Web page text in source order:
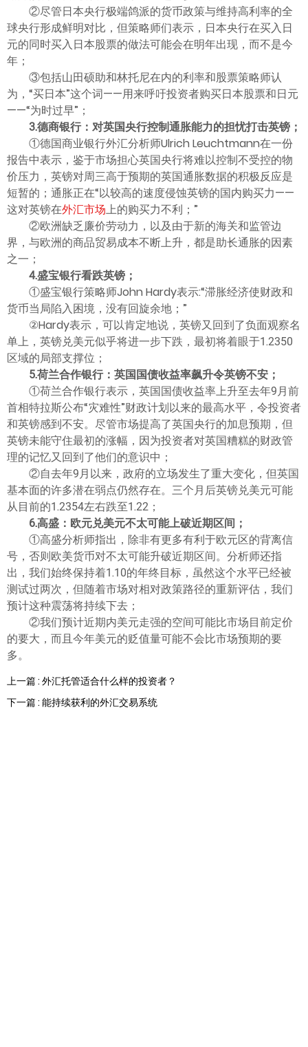
②尽管日本央行极端鸽派的货币政策与维持高利率的全
球央行形成鲜明对比，但策略师们表示，日本央行在买入日
元的同时买入日本股票的做法可能会在明年出现，而不是今
年；
③包括山田硕助和林托尼在内的利率和股票策略师认
为，“买日本”这个词——用来呼吁投资者购买日本股票和日元
——“为时过早”；
3.德商银行：对英国央行控制通胀能力的担忧打击英镑；
①德国商业银行外汇分析师Ulrich Leuchtmann在一份
报告中表示，鉴于市场担心英国央行将难以控制不受控的物
价压力，英镑对周三高于预期的英国通胀数据的积极反应是
短暂的；通胀正在“以较高的速度侵蚀英镑的国内购买力——
这对英镑在外汇市场上的购买力不利；”
②欧洲缺乏廉价劳动力，以及由于新的海关和监管边
界，与欧洲的商品贸易成本不断上升，都是助长通胀的因素
之一；
4.盛宝银行看跌英镑；
①盛宝银行策略师John Hardy表示:“滞胀经济使财政和
货币当局陷入困境，没有回旋余地；”
②Hardy表示，可以肯定地说，英镑又回到了负面观察名
单上，英镑兑美元似乎将进一步下跌，最初将着眼于1.2350
区域的局部支撑位；
5.荷兰合作银行：英国国债收益率飙升令英镑不安；
①荷兰合作银行表示，英国国债收益率上升至去年9月前
首相特拉斯公布“灾难性”财政计划以来的最高水平，令投资者
和英镑感到不安。尽管市场提高了英国央行的加息预期，但
英镑未能守住最初的涨幅，因为投资者对英国糟糕的财政管
理的记忆又回到了他们的意识中；
②自去年9月以来，政府的立场发生了重大变化，但英国
基本面的许多潜在弱点仍然存在。三个月后英镑兑美元可能
从目前的1.2354左右跌至1.22；
6.高盛：欧元兑美元不太可能上破近期区间；
①高盛分析师指出，除非有更多有利于欧元区的背离信
号，否则欧美货币对不太可能升破近期区间。分析师还指
出，我们始终保持着1.10的年终目标，虽然这个水平已经被
测试过两次，但随着市场对相对政策路径的重新评估，我们
预计这种震荡将持续下去；
②我们预计近期内美元走强的空间可能比市场目前定价
的要大，而且今年美元的贬值量可能不会比市场预期的要
多。
上一篇 : 外汇托管适合什么样的投资者？
下一篇 : 能持续获利的外汇交易系统